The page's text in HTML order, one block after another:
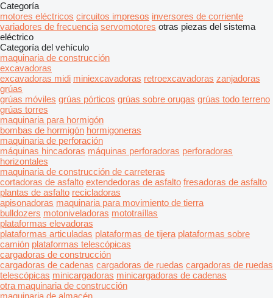
Categoría
motores eléctricos circuitos impresos inversores de corriente
variadores de frecuencia servomotores otras piezas del sistema
eléctrico
Categoría del vehículo
maquinaria de construcción
excavadoras
excavadoras midi miniexcavadoras retroexcavadoras zanjadoras
grúas
grúas móviles grúas pórticos grúas sobre orugas grúas todo terreno
grúas torres
maquinaria para hormigón
bombas de hormigón hormigoneras
maquinaria de perforación
máquinas hincadoras máquinas perforadoras perforadoras
horizontales
maquinaria de construcción de carreteras
cortadoras de asfalto extendedoras de asfalto fresadoras de asfalto
plantas de asfalto recicladoras
apisonadoras maquinaria para movimiento de tierra
bulldozers motoniveladoras mototraíllas
plataformas elevadoras
plataformas articuladas plataformas de tijera plataformas sobre
camión plataformas telescópicas
cargadoras de construcción
cargadoras de cadenas cargadoras de ruedas cargadoras de ruedas
telescópicas minicargadoras minicargadoras de cadenas
otra maquinaria de construcción
maquinaria de almacén